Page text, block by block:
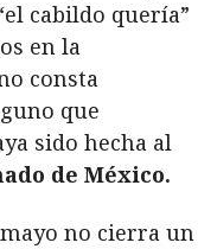
cabildo quería”
en la
consta
que
sido hecha al
de México.
no cierra un